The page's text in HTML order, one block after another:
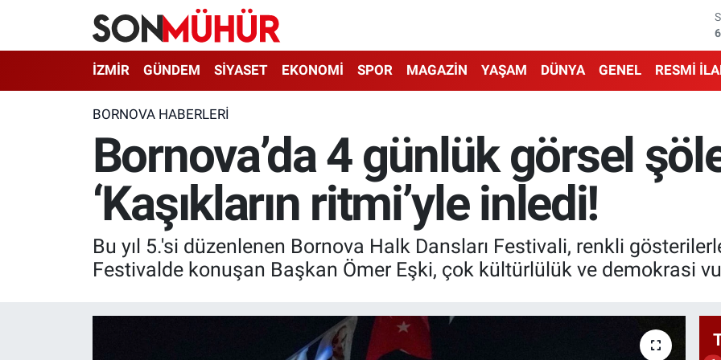
İZMİR GÜNDEM SİYASET EKONOMİ SPOR MAGAZİN YAŞAM DÜNYA GENEL RESMİ
BORNOVA HABERLERI
Bornova’da 4 günlük görsel
‘Kaşıkların ritmi’yle inledi!
Bu yıl 5.'si düzenlenen Bornova Halk Dansları Festivali, renkli
Festivalde konuşan Başkan Ömer Eşki, çok kültürlülük ve demokrasi
İzmir Nöbetçi Eczaneler
İzmir Namaz Vakitleri
İzmir Trafik Yoğunluk Haritası
Süper Lig Puan Durumu ve Fikstür
Tüm Manşetler